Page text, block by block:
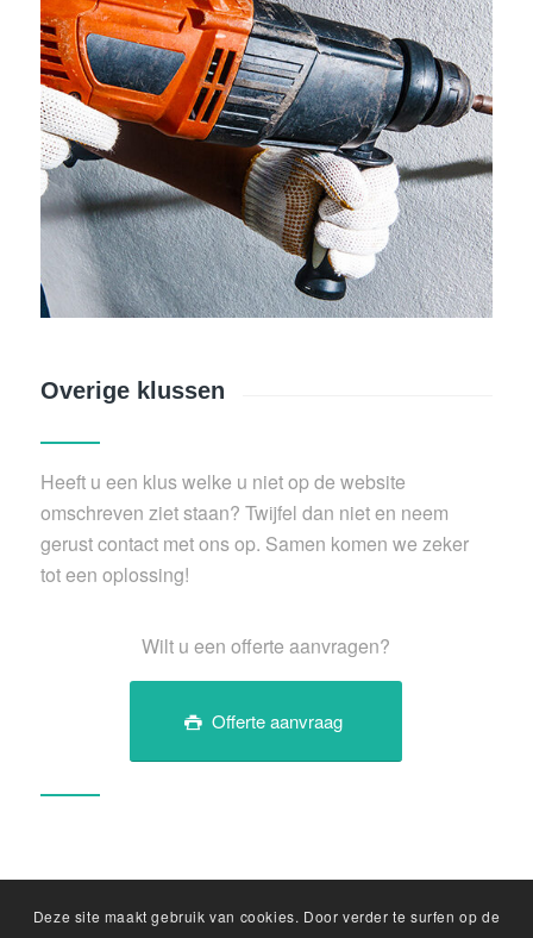
Overige klussen
Heeft u een klus welke u niet op de website
omschreven ziet staan? Twijfel dan niet en neem
gerust contact met ons op. Samen komen we zeker
tot een oplossing!
Wilt u een offerte aanvragen?
Offerte aanvraag
Deze site maakt gebruik van cookies. Door verder te surfen op de